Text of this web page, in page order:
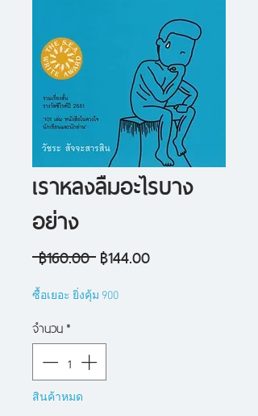
เราหลงลืมอะไรบาง
อย่าง
฿160.00 ราคา
฿144.00ราคา
ซื้อเยอะ ยิ่งคุ้ม 900
จำนวน*
สินค้าหมด